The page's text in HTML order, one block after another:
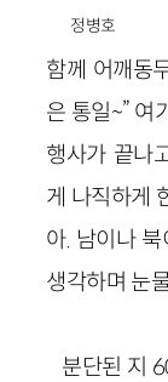
정병호
함께 어깨동
은 통일~” 여
행사가 끝나
게 나직하게
아. 남이나 북
생각하며 눈
분단된 지